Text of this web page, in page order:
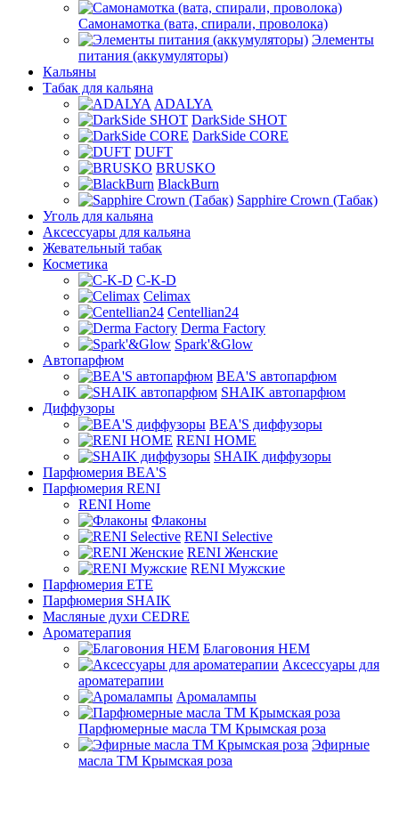
Самонамотка (вата, спирали, проволока)
Элементы
питания (аккумуляторы)
Кальяны
Табак для кальяна
ADALYA
DarkSide SHOT
DarkSide CORE
DUFT
BRUSKO
BlackBurn
Sapphire Crown (Табак)
Уголь для кальяна
Аксессуары для кальяна
Жевательный табак
Косметика
C-K-D
Celimax
Centellian24
Derma Factory
Spark'&Glow
Автопарфюм
BEA'S автопарфюм
SHAIK автопарфюм
Диффузоры
BEA'S диффузоры
RENI HOME
SHAIK диффузоры
Парфюмерия BEA'S
Парфюмерия RENI
RENI Home
Флаконы
RENI Selective
RENI Женские
RENI Мужские
Парфюмерия ETE
Парфюмерия SHAIK
Масляные духи CEDRE
Ароматерапия
Благовония HEM
Аксессуары для
ароматерапии
Аромалампы
Парфюмерные масла ТМ Крымская роза
Эфирные
масла ТМ Крымская роза